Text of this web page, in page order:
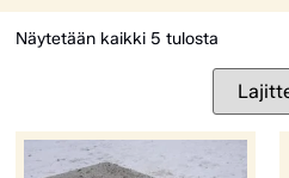
Näytetään kaikki 5 tulosta